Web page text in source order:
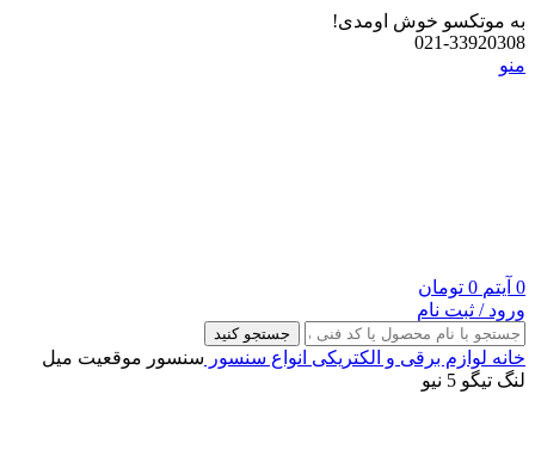
به موتکسو خوش اومدی!
021-33920308
منو
0 آیتم 0 تومان
ورود / ثبت نام
جستجو کنید
خانه لوازم برقی و الکتریکی انواع سنسور سنسور موقعیت میل
لنگ تیگو 5 نیو